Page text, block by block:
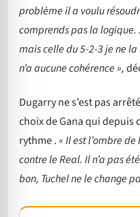
problème il a voulu
comprends pas la
mais celle du 5-2-3 je ne
n’a aucune cohérence »,
Dugarry ne s’est pas
choix de Gana qui depuis
rythme .« Il est l’ombre
contre le Real. Il n’a pas
bon, Tuchel ne le change